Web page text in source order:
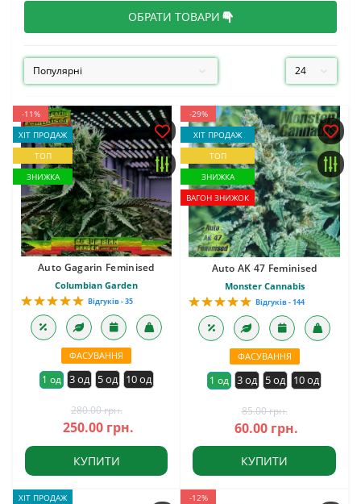
ОБРАТИ ТОВАРИ
-11%
ХІТ ПРОДАЖ
ТОП
ЗНИЖКА
Auto Gagarin Feminised
Columbian Garden
Відгуків - 35
ФАСУВАННЯ
1 од 3 од 5 од 10 од
280.00 грн.
250.00 грн.
КУПИТИ
-29%
ХІТ ПРОДАЖ
ТОП
ЗНИЖКА
ВАГОН ЗНИЖОК
Auto AK 47 Feminised
Monster Cannabis
Відгуків - 144
ФАСУВАННЯ
1 од 3 од 5 од 10 од
85.00 грн.
60.00 грн.
КУПИТИ
ХІТ ПРОДАЖ
-12%